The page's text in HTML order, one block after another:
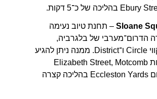
Sloane– תחנת טיוב נעימה
הדרום־מערבי של בלגרביה,
משרתת את קווי Circle ו־District. ממנה ניתן להגיע
בקלות לרחובות ‎Elizabeth Street, ‎Motcomb
Street ולמתחם ‎Eccleston Yards בהליכה קצרה